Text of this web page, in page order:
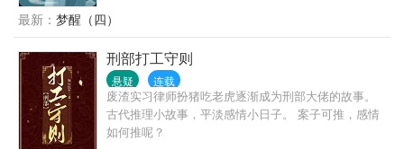
社恐陆南深vs社牛年柏宵； …… 立意：以“声音”解
念。双向救赎，爱生活、爱社会。 …… 【陆门】系列
第三部，殷氏出品，质量保证。
的...现实主义！ 有的...诙谐幽默！ 有的...异想天开！
..... ..... （PS：如果与现实中有同名同姓，请读者朋
友们见谅）
最新： 梦醒（四）
刑部打工守则
悬疑 连载
废渣实习律师扮猪吃老虎逐渐成为刑部大佬的故事。
古代推理小故事，平淡感情小日子。 案子可推，感情
如何推呢？